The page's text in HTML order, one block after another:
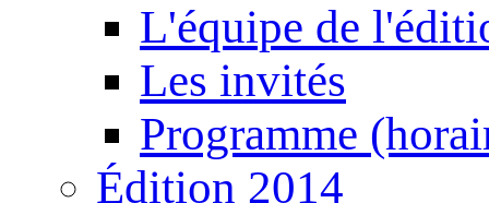
L'équipe de
Les invités
Programme
Édition 2014